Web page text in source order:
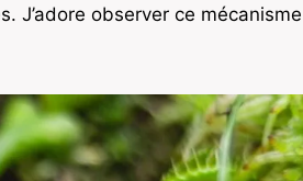
J’adore observer ce mécanisme